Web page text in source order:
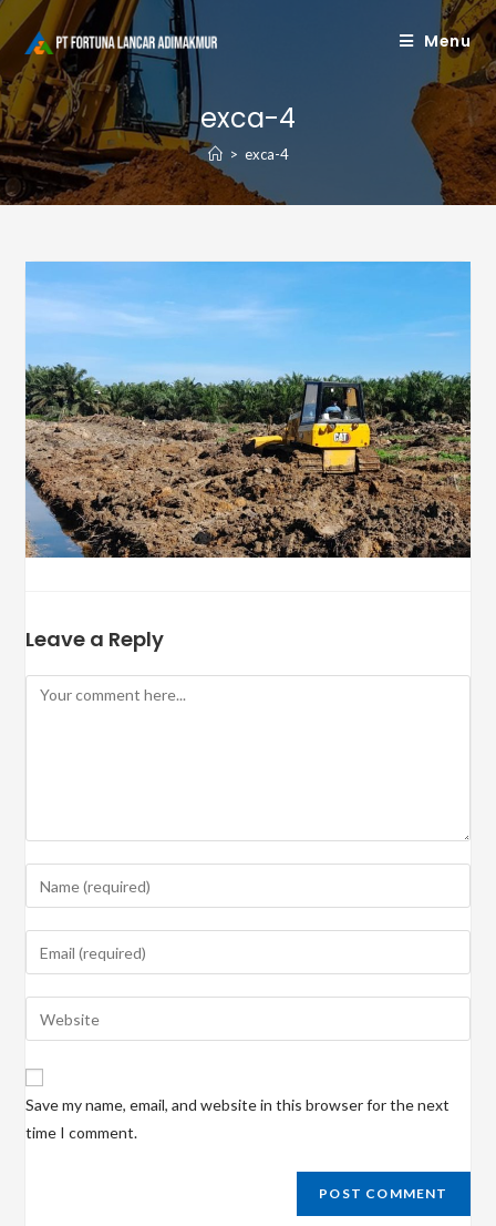
Skip
to
content
Menu
exca-4
> exca-4
Leave a Reply
Comment
Enter
your
name
to
comment
Enter
your
email
address
comment
Enter
your
website
URL
Save my name, email, and website in this browser for the next
time I comment.